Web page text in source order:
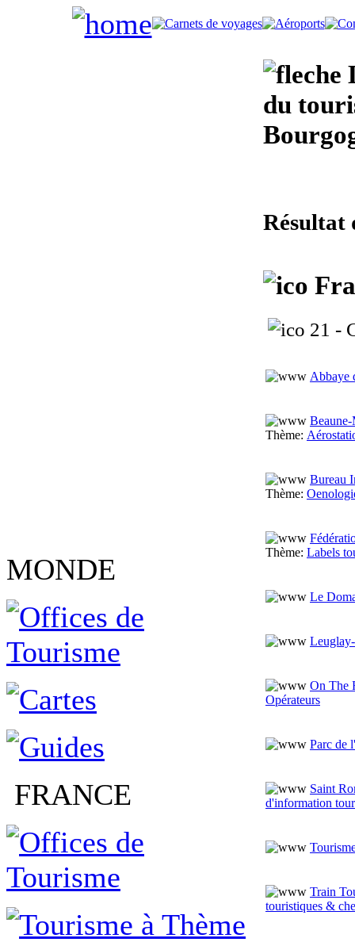
MONDE
FRANCE
du
Résultat
21 -
Abbaye
Beaune-
Thème:
Bureau
Thème:
Thème: Labels
Le
On The
Opérateurs
Parc de
Saint
d'information
Train
touristiques &